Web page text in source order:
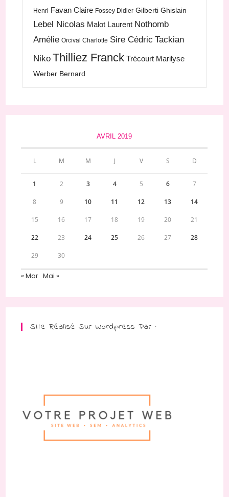
Henri Favan Claire Fossey Didier Gilberti Ghislain
Lebel Nicolas Malot Laurent Nothomb
Amélie Orcival Charlotte Sire Cédric Tackian
Niko Thilliez Franck Trécourt Marilyse
Werber Bernard
AVRIL 2019
L M M J V S D
1 2 3 4 5 6 7
8 9 10 11 12 13 14
15 16 17 18 19 20 21
22 23 24 25 26 27 28
29 30
« Mar Mai »
Site Réalisé Sur Wordpress Par :